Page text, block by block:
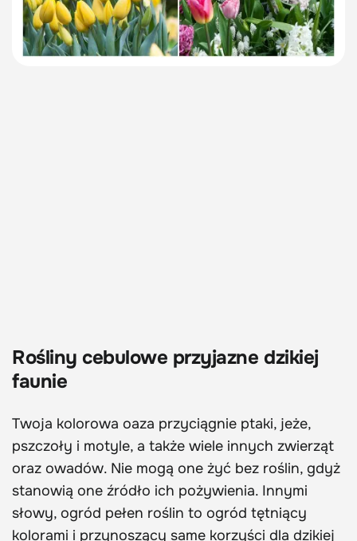
Rośliny cebulowe przyjazne dzikiej
faunie
Twoja kolorowa oaza przyciągnie ptaki, jeże,
pszczoły i motyle, a także wiele innych zwierząt
oraz owadów. Nie mogą one żyć bez roślin, gdyż
stanowią one źródło ich pożywienia. Innymi
słowy, ogród pełen roślin to ogród tętniący
kolorami i przynoszący same korzyści dla dzikiej